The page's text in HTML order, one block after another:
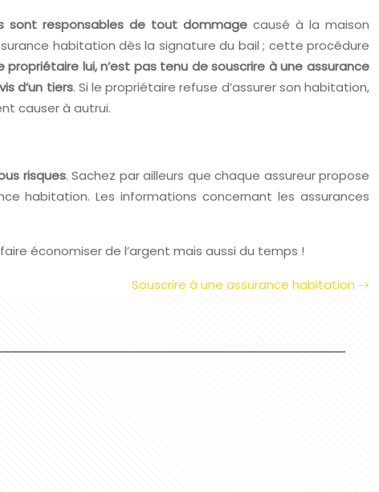
sont responsables de tout dommagecausé à la maison
habitation dès la signature du bail ; cette procédure
propriétaire lui, n’est pas tenu de souscrire à une assurance
d’un tiers. Si le propriétaire refuse d’assurer son habitation,
causer à autrui.
risques. Sachez par ailleurs que chaque assureur propose
habitation. Les informations concernant les assurances
économiser de l’argent mais aussi du temps !
Souscrire à une assurance habitation